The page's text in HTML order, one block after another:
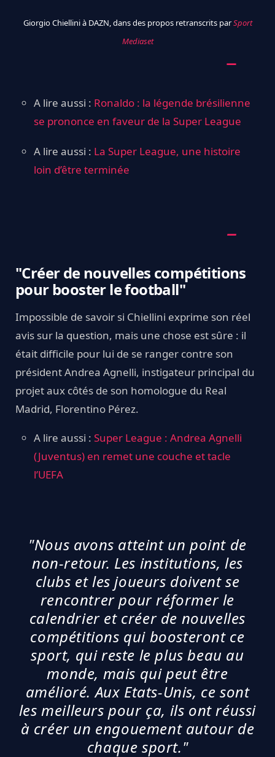
Giorgio Chiellini à DAZN, dans des propos retranscrits parSport
Mediaset
A lire aussi : Ronaldo : la légende brésilienne
se prononce en faveur de la Super League
A lire aussi : La Super League, une histoire
loin d’être terminée
"Créer de nouvelles compétitions
pour booster le football"
Impossible de savoir si Chiellini exprime son réel
avis sur la question, mais une chose est sûre : il
était difficile pour lui de se ranger contre son
président Andrea Agnelli, instigateur principal du
projet aux côtés de son homologue du Real
Madrid, Florentino Pérez.
A lire aussi : Super League : Andrea Agnelli
(Juventus) en remet une couche et tacle
l’UEFA
"Nous avons atteint un point de
non-retour. Les institutions, les
clubs et les joueurs doivent se
rencontrer pour réformer le
calendrier et créer de nouvelles
compétitions qui boosteront ce
sport, qui reste le plus beau au
monde, mais qui peut être
amélioré. Aux Etats-Unis, ce sont
les meilleurs pour ça, ils ont réussi
à créer un engouement autour de
chaque sport."